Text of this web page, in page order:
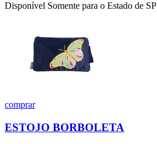
Disponível Somente para o Estado de SP
comprar
ESTOJO BORBOLETA